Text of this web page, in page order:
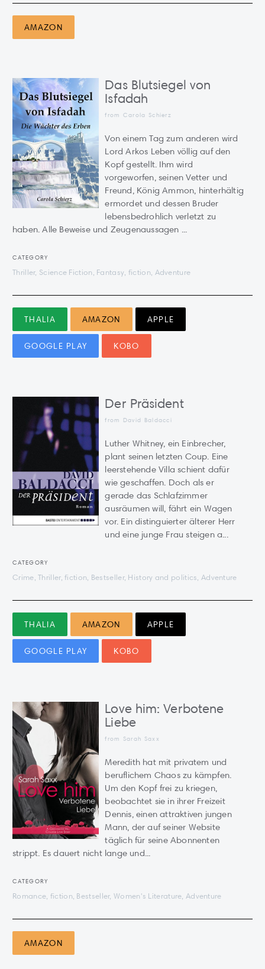
AMAZON
Das Blutsiegel von
Isfadah
from Carola Schierz
Von einem Tag zum anderen wird
Lord Arkos Leben völlig auf den
Kopf gestellt. Ihm wird
vorgeworfen, seinen Vetter und
Freund, König Ammon, hinterhältig
ermordet und dessen Bruder
lebensbedrohlich verletzt zu
haben. Alle Beweise und Zeugenaussagen ...
CATEGORY
Thriller, Science Fiction, Fantasy, fiction, Adventure
THALIA AMAZON APPLE
GOOGLE PLAY KOBO
Der Präsident
from David Baldacci
Luther Whitney, ein Einbrecher,
plant seinen letzten Coup. Eine
leerstehende Villa schient dafür
wie geschaffen. Doch als er
gerade das Schlafzimmer
ausräumen will, fährt ein Wagen
vor. Ein distinguierter älterer Herr
und eine junge Frau steigen a...
CATEGORY
Crime, Thriller, fiction, Bestseller, History and politics, Adventure
THALIA AMAZON APPLE
GOOGLE PLAY KOBO
Love him: Verbotene
Liebe
from Sarah Saxx
Meredith hat mit privatem und
beruflichem Chaos zu kämpfen.
Um den Kopf frei zu kriegen,
beobachtet sie in ihrer Freizeit
Dennis, einen attraktiven jungen
Mann, der auf seiner Website
täglich für seine Abonnenten
strippt. Es dauert nicht lange und...
CATEGORY
Romance, fiction, Bestseller, Women's Literature, Adventure
AMAZON